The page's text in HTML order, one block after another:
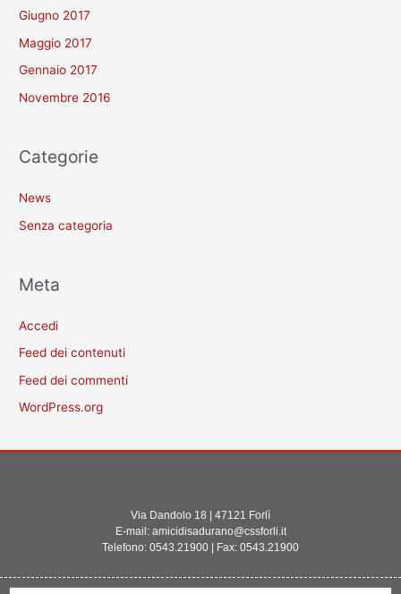
Giugno 2017
Maggio 2017
Gennaio 2017
Novembre 2016
Categorie
News
Senza categoria
Meta
Accedi
Feed dei contenuti
Feed dei commenti
WordPress.org
Via Dandolo 18 | 47121 Forlì
E-mail: amicidisadurano@cssforli.it
Telefono: 0543.21900 | Fax: 0543.21900